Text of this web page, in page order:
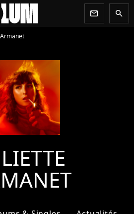
newsletter search